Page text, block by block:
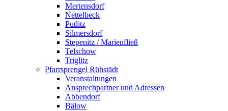
Mertensdorf
Nettelbeck
Putlitz
Silmersdorf
Stepenitz / Marienfließ
Telschow
Triglitz
Pfarrsprengel Rühstädt
Veranstaltungen
Ansprechpartner und Adressen
Abbendorf
Bälow